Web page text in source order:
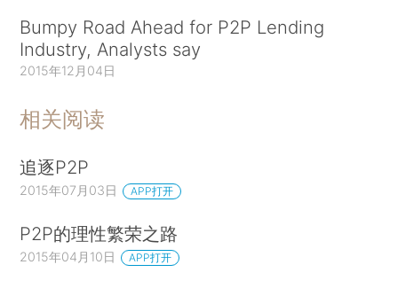
Bumpy Road Ahead for P2P Lending
Industry, Analysts say
2015年12月04日
相关阅读
追逐P2P
2015年07月03日 APP打开
P2P的理性繁荣之路
2015年04月10日 APP打开